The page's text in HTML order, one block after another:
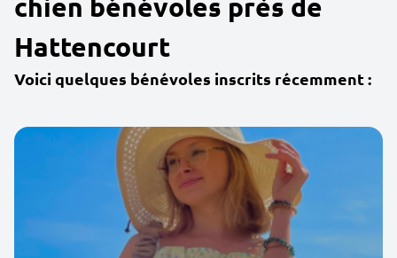
chien bénévoles près de
Hattencourt
Voici quelques bénévoles inscrits récemment :